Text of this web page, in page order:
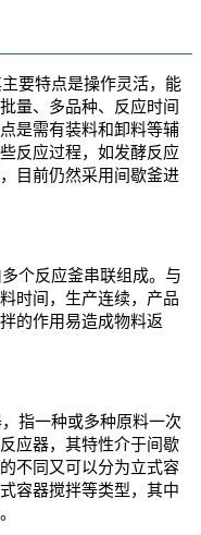
要特点是操作灵活，能
量、多品种、反应时间
是需有装料和卸料等辅
反应过程，如发酵反应
目前仍然采用间歇釜进
个反应釜串联组成。与
时间，生产连续，产品
的作用易造成物料返
指一种或多种原料一次
应器，其特性介于间歇
不同又可以分为立式容
容器搅拌等类型，其中